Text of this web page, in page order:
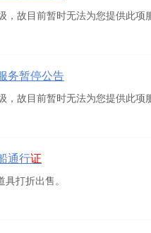
故目前暂时无法为您提供此项
务暂停公告
故目前暂时无法为您提供此项
通行证
打折出售。